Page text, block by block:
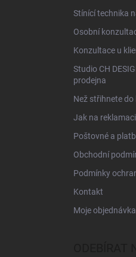
Stínící technika
Osobní
Konzultace u
Studio CH
prodejna
Než střihnete do
Jak na reklamaci
Poštovné a
Obchodní
Podmínky
Kontakt
Moje objednávka